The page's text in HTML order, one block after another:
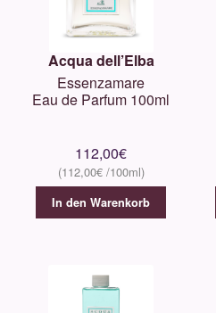
Acqua dell’Elba
Essenzamare
Eau de Parfum 100ml
112,00€
112,00€
In den Warenkorb